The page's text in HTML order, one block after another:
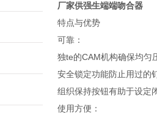
厂家供强生端端吻合器
特点与优势
可靠：
独te的CAM机构确保均匀
安全锁定功能防止用过的
组织保持按钮有助于设定
使用方便：